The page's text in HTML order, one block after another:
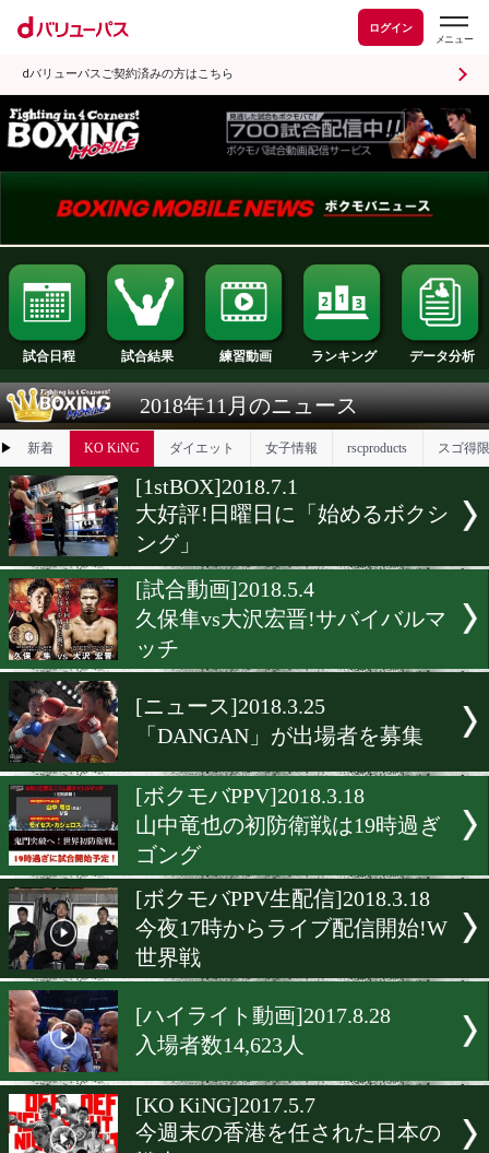
ログイン
dバリューパスご契約済みの方はこちら
試合日程 試合結果 練習動画 ランキング
2018年11月のニュース
▶ 新着 KO KiNG
[1stBOX]2018.7.1
大好評!日曜日に「始める
ング」
[試合動画]2018.5.4
久保隼vs大沢宏晋!サバイ
ッチ
[ニュース]2018.3.25
「DANGAN」が出場者を
[ボクモバPPV]2018.3.18
ゴング
[ボクモバPPV生配信
今夜17時からライブ配信開